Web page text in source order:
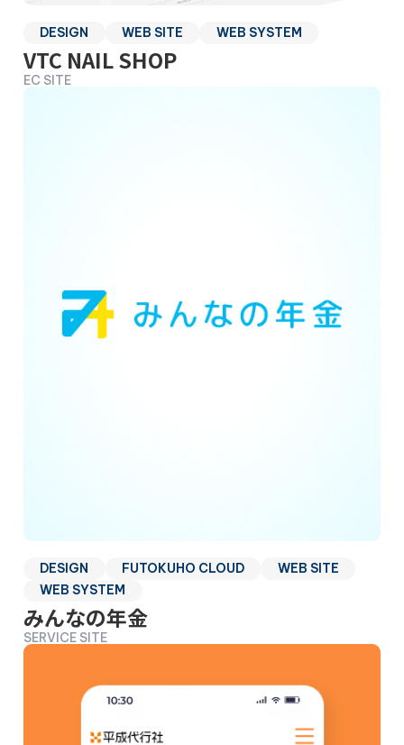
DESIGN WEB SITE WEB SYSTEM
VTC NAIL SHOP
EC SITE
DESIGN FUTOKUHO CLOUD
WEB SITE
WEB SYSTEM
みんなの年金
SERVICE SITE